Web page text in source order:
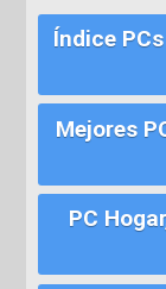
Índice
Mejores
PC